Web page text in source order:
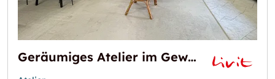
Geräumiges Atelier im Gewerbehaus in Gretzenbach  173m²